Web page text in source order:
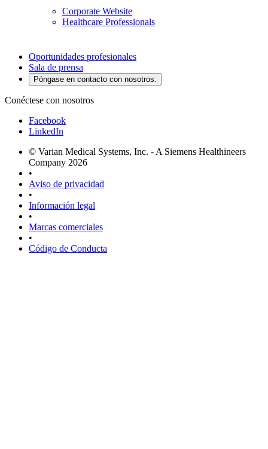
Corporate Website
Healthcare Professionals
Oportunidades profesionales
Sala de prensa
Póngase en contacto con nosotros.
Conéctese con nosotros
Facebook
LinkedIn
© Varian Medical Systems, Inc. - A Siemens Healthineers
Company 2026
•
Aviso de privacidad
•
Información legal
•
Marcas comerciales
•
Código de Conducta